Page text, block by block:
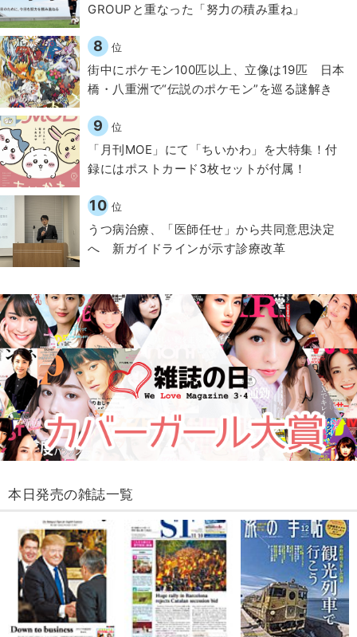
GROUPと重なった「努力の積み重ね」
8 位
街中にポケモン100匹以上、立像は19匹 日本
橋・八重洲で“伝説のポケモン”を巡る謎解き
9 位
「月刊MOE」にて「ちいかわ」を大特集！付
録にはポストカード3枚セットが付属！
10 位
うつ病治療、「医師任せ」から共同意思決定
へ 新ガイドラインが示す診療改革
本日発売の雑誌一覧